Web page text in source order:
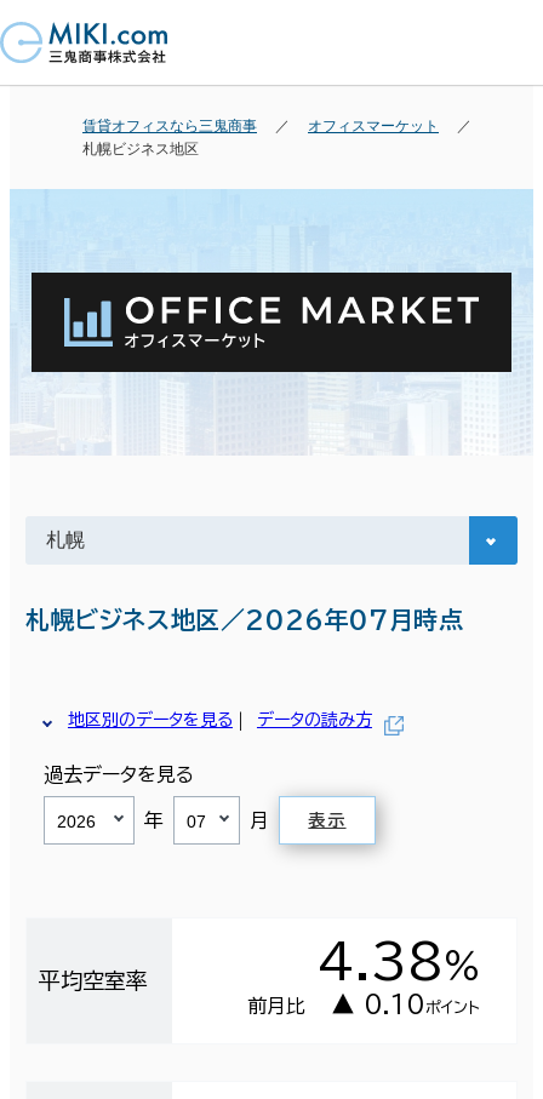
賃貸オフィスなら三鬼商事
オフィスマーケット
札幌ビジネス地区
札幌ビジネス地区／2026年07月時点
地区別のデータを見る データの読み方
過去データを見る
年 月 表示
平均空室率 4.38％
前月比 ▲ 0.10 ポイント